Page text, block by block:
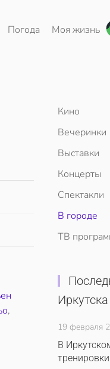
Погода Моя жизнь
,
Кино
Вечеринки
Выставки
Концерты
Спектакли
В городе
ТВ
Иркутска
19 февраля
В